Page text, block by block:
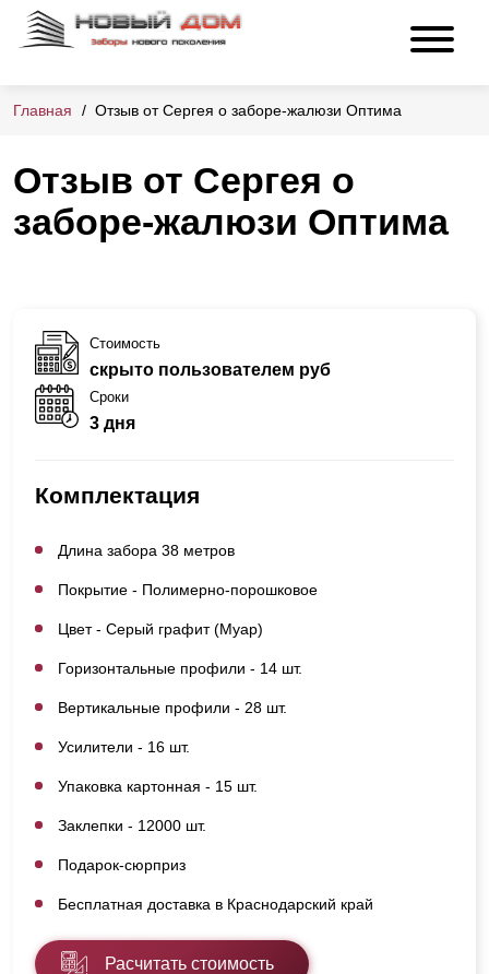
Главная Отзыв от Сергея о заборе-жалюзи Оптима
Отзыв от Сергея о
заборе-жалюзи Оптима
Стоимость
скрыто пользователем руб
Сроки
3 дня
Комплектация
Длина забора 38 метров
Покрытие - Полимерно-порошковое
Цвет - Серый графит (Муар)
Горизонтальные профили - 14 шт.
Вертикальные профили - 28 шт.
Усилители - 16 шт.
Упаковка картонная - 15 шт.
Заклепки - 12000 шт.
Подарок-сюрприз
Бесплатная доставка в Краснодарский край
Расчитать стоимость